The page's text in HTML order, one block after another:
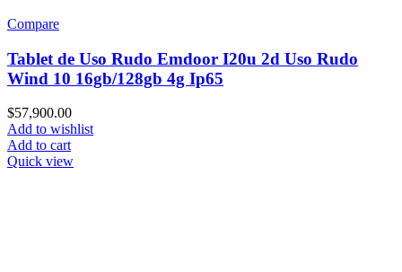
Compare
Tablet de Uso Rudo Emdoor I20u 2d Uso Rudo
Wind 10 16gb/128gb 4g Ip65
$57,900.00
Add to wishlist
Add to cart
Quick view